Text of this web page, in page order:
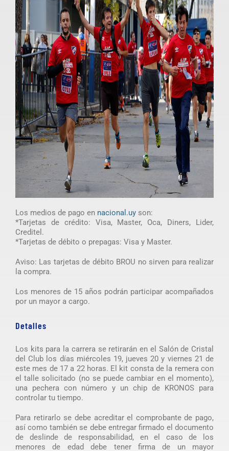
Los medios de pago en nacional.uyson:
*Tarjetas de crédito: Visa, Master, Oca, Diners, Lider,
Creditel.
*Tarjetas de débito o prepagas: Visa y Master.
Aviso: Las tarjetas de débito BROU no sirven para realizar
la compra.
Los menores de 15 años podrán participar acompañados
por un mayor a cargo.
Detalles
Los kits para la carrera se retirarán en el Salón de Cristal
del Club los días miércoles 19, jueves 20 y viernes 21 de
este mes de 17 a 22 horas. El kit consta de la remera con
el talle solicitado (no se puede cambiar en el momento),
una pechera con número y un chip de KRONOS para
controlar tu tiempo.
Para retirarlo se debe acreditar el comprobante de pago,
así como también se debe entregar firmado el documento
de deslinde de responsabilidad, en el caso de los
menores de edad debe tener firma de un mayor